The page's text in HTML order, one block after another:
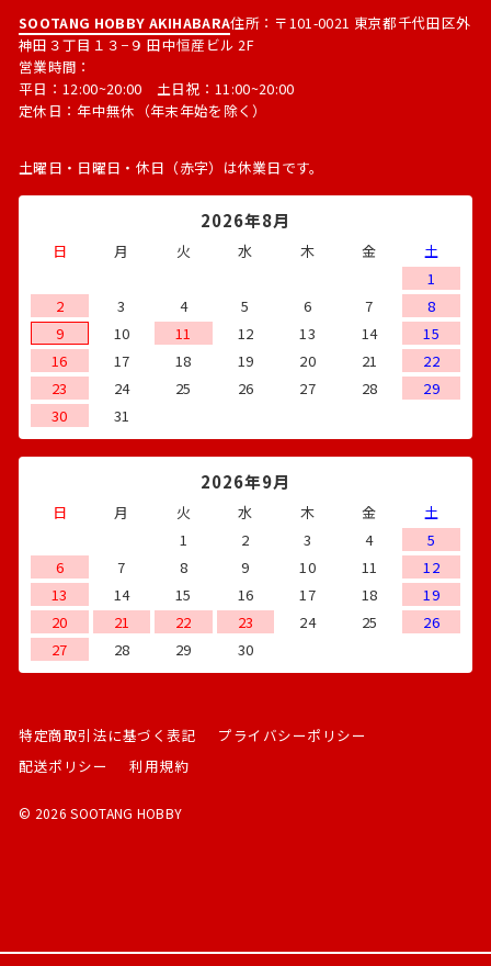
SOOTANG HOBBY AKIHABARA住所：〒101-0021 東京都千代田区外
神田３丁目１３−９ 田中恒産ビル 2F
営業時間：
平日：12:00~20:00 土日祝：11:00~20:00
定休日：年中無休（年末年始を除く）
土曜日・日曜日・休日（赤字）は休業日です。
2026年8月
日 月 火 水 木 金
土
1
2
3 4 5 6 7
8
9
10 11 12 13 14
15
16
17 18 19 20 21
22
23
24 25 26 27 28
29
30
31
2026年9月
日 月 火 水 木 金
土
1
2 3 4
5
6
7 8 9 10 11
12
13
14 15 16 17 18
19
20
21 22 23 24 25
26
27
28 29 30
© 2026 SOOTANG HOBBY
特定商取引法に基づく表記
プライバシーポリシー
配送ポリシー
利用規約